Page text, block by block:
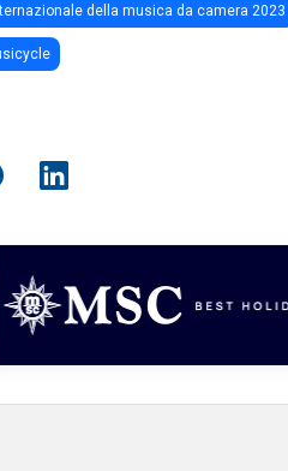
della musica da camera 2023